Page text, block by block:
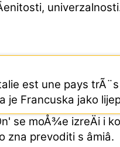
est une pays trÃ¨s
je Francuska jako
se moÅ¾e izreÄi i
prevoditi s âmiâ.